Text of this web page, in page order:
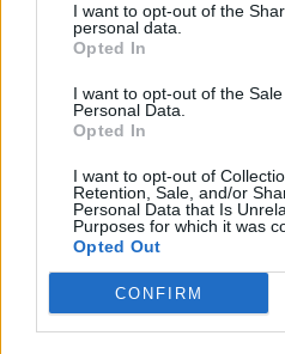
I want to opt-out of the
personal data.
Opted In
I want to opt-out of the
Personal Data.
Opted In
I want to opt-out of
Retention, Sale, and/or
Personal Data that Is
Purposes for which it was
Opted Out
CONFIRM